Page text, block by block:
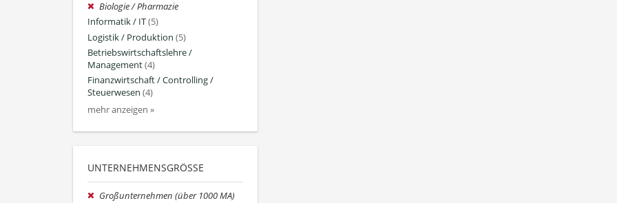
Biologie / Pharmazie
Informatik / IT(5)
Logistik / Produktion (5)
Betriebswirtschaftslehre /
Management(4)
Finanzwirtschaft / Controlling /
Steuerwesen (4)
mehr anzeigen »
UNTERNEHMENSGRÖSSE
Großunternehmen (über 1000 MA)